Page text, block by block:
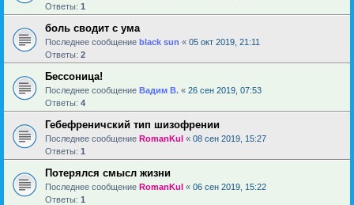
Ответы: 1
боль сводит с ума
Последнее сообщение black sun « 05 окт 2019, 21:11
Ответы: 2
Бессоница!
Последнее сообщение Вадим В. « 26 сен 2019, 07:53
Ответы: 4
Гебефреничский тип шизофрении
Последнее сообщение RomanKul « 08 сен 2019, 15:27
Ответы: 1
Потерялся смысл жизни
Последнее сообщение RomanKul « 06 сен 2019, 15:22
Ответы: 1